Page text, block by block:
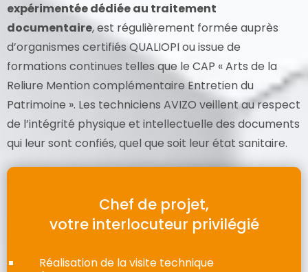
expérimentée dédiée au traitement
documentaire, est régulièrement formée auprès
d’organismes certifiés QUALIOPI ou issue de
formations continues telles que le CAP « Arts de la
Reliure Mention complémentaire Entretien du
Patrimoine ». Les techniciens AVIZO veillent au respect
de l’intégrité physique et intellectuelle des documents
qui leur sont confiés, quel que soit leur état sanitaire.
Chef de projet,
votre interlocuteur privilégié
Réalisation de la visite technique